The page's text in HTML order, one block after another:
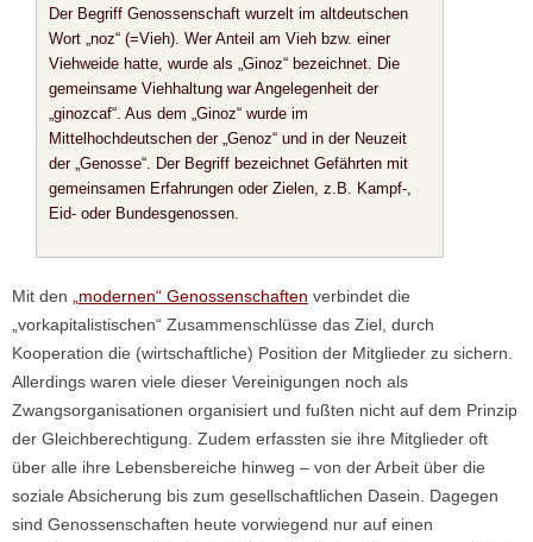
Der Begriff Genossenschaft wurzelt im altdeutschen
Wort „noz“ (=Vieh). Wer Anteil am Vieh bzw. einer
Viehweide hatte, wurde als „Ginoz“ bezeichnet. Die
gemeinsame Viehhaltung war Angelegenheit der
„ginozcaf“. Aus dem „Ginoz“ wurde im
Mittelhochdeutschen der „Genoz“ und in der Neuzeit
der „Genosse“. Der Begriff bezeichnet Gefährten mit
gemeinsamen Erfahrungen oder Zielen, z.B. Kampf-,
Eid- oder Bundesgenossen.
Mit den „modernen“ Genossenschaften verbindet die
„vorkapitalistischen“ Zusammenschlüsse das Ziel, durch
Kooperation die (wirtschaftliche) Position der Mitglieder zu sichern.
Allerdings waren viele dieser Vereinigungen noch als
Zwangsorganisationen organisiert und fußten nicht auf dem Prinzip
der Gleichberechtigung. Zudem erfassten sie ihre Mitglieder oft
über alle ihre Lebensbereiche hinweg – von der Arbeit über die
soziale Absicherung bis zum gesellschaftlichen Dasein. Dagegen
sind Genossenschaften heute vorwiegend nur auf einen